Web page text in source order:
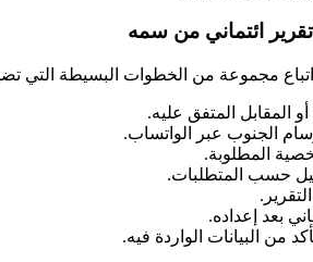
ائتماني من سمه
مجموعة من الخطوات البسيطة التي
المقابل المتفق عليه.
الجنوب عبر الواتساب.
المطلوبة.
حسب المتطلبات.
بعد إعداده.
من البيانات الواردة فيه.